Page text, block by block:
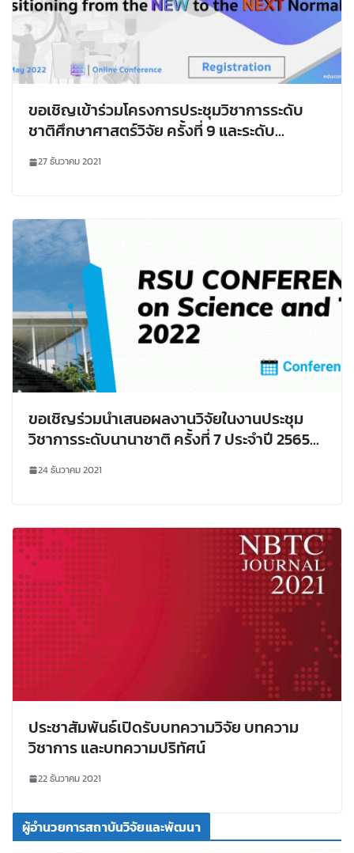
ขอเชิญเข้าร่วมโครงการประชุมวิชาการระดับ
ชาติศึกษาศาสตร์วิจัย ครั้งที่ 9 และระดับ
นานาชาติ ครั้งที่ 5 “นวัตกรรมเพื่อการศึกษา
แบบองค์รวม: การเปลี่ยนผ่านจากภาวะปกติใหม่
27 ธันวาคม 2021
ขอเชิญร่วมนำเสนอผลงานวิจัยในงานประชุม
วิชาการระดับนานาชาติ ครั้งที่ 7 ประจำปี 2565
(The 7th RSU International Research
Conference 2022)
24 ธันวาคม 2021
ประชาสัมพันธ์เปิดรับบทความวิจัย บทความ
วิชาการ และบทความปริทัศน์
22 ธันวาคม 2021
ผู้อำนวยการสถาบันวิจัยและพัฒนา